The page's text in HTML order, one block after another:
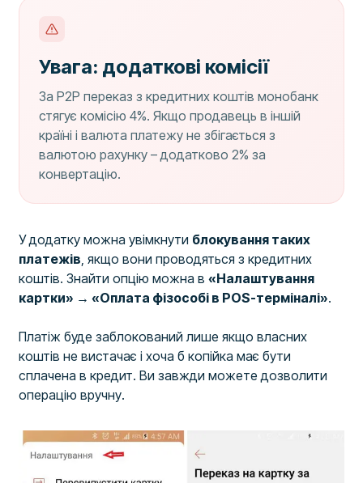
Увага: додаткові комісії
За P2P переказ з кредитних коштів монобанк
стягує комісію 4%. Якщо продавець в іншій
країні і валюта платежу не збігається з
валютою рахунку – додатково 2% за
конвертацію.
У додатку можна увімкнути блокування таких
платежів , якщо вони проводяться з кредитних
коштів. Знайти опцію можна в«Налаштування
картки» → «Оплата фізособі в POS-терміналі».
Платіж буде заблокований лише якщо власних
коштів не вистачає і хоча б копійка має бути
сплачена в кредит. Ви завжди можете дозволити
операцію вручну.